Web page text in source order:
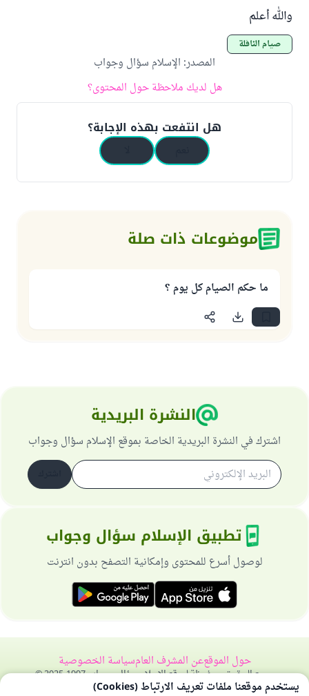
والله أعلم
صيام النافلة
المصدر: الإسلام سؤال وجواب
هل لديك ملاحظة حول المحتوى؟
هل انتفعت بهذه الإجابة؟
موضوعات ذات صلة
ما حكم الصيام كل يوم ؟
النشرة البريدية
اشترك في النشرة البريدية الخاصة بموقع الإسلام سؤال وجواب
تطبيق الإسلام سؤال وجواب
لوصول أسرع للمحتوى وإمكانية التصفح بدون انترنت
حول الموقععن المشرف العامسياسة الخصوصية
جميع الحقوق محفوظة لموقع الإسلام سؤال وجواب 1997-2025 ©
يستخدم موقعنا ملفات تعريف الارتباط (Cookies)